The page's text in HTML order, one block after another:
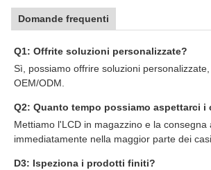
Domande frequenti
Q1: Offrite soluzioni personalizzate?
Sì, possiamo offrire soluzioni
OEM/ODM.
Q2: Quanto tempo possiamo aspettarci i
Mettiamo l'LCD in magazzino e la consegna
immediatamente nella maggior parte dei casi.
D3: Ispeziona i prodotti finiti?